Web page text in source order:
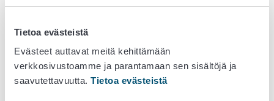
Tietoa evästeistä
Evästeet auttavat meitä kehittämään
verkkosivustoamme ja parantamaan sen sisältöjä ja
saavutettavuutta. Tietoa evästeistä
Peltotukien hakuopas
Näin haet tukea
Voit hakea tukea vuosittain Vipu-palvelussa touko–